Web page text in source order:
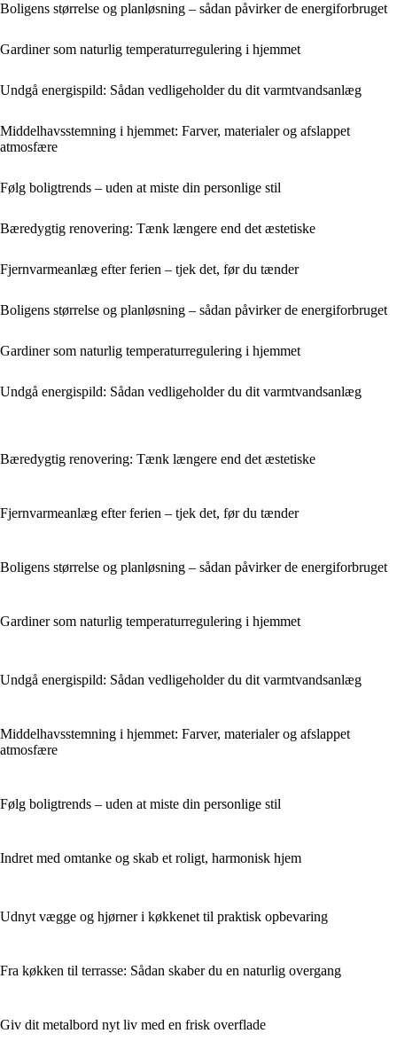
Boligens størrelse og planløsning – sådan påvirker de energiforbruget
Gardiner som naturlig temperaturregulering i hjemmet
Undgå energispild: Sådan vedligeholder du dit varmtvandsanlæg
Middelhavsstemning i hjemmet: Farver, materialer og afslappet
atmosfære
Følg boligtrends – uden at miste din personlige stil
Bæredygtig renovering: Tænk længere end det æstetiske
Fjernvarmeanlæg efter ferien – tjek det, før du tænder
Boligens størrelse og planløsning – sådan påvirker de energiforbruget
Gardiner som naturlig temperaturregulering i hjemmet
Undgå energispild: Sådan vedligeholder du dit varmtvandsanlæg
Bæredygtig renovering: Tænk længere end det æstetiske
Fjernvarmeanlæg efter ferien – tjek det, før du tænder
Boligens størrelse og planløsning – sådan påvirker de energiforbruget
Gardiner som naturlig temperaturregulering i hjemmet
Undgå energispild: Sådan vedligeholder du dit varmtvandsanlæg
Middelhavsstemning i hjemmet: Farver, materialer og afslappet
atmosfære
Følg boligtrends – uden at miste din personlige stil
Indret med omtanke og skab et roligt, harmonisk hjem
Udnyt vægge og hjørner i køkkenet til praktisk opbevaring
Fra køkken til terrasse: Sådan skaber du en naturlig overgang
Giv dit metalbord nyt liv med en frisk overflade